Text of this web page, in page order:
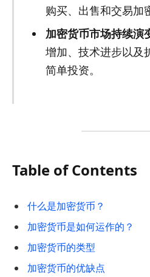
购买、出售和交易加
加密货币市场持续演
增加、技术进步以及
简单投资。
Table of Contents
什么是加密货币？
加密货币是如何运作的？
加密货币的类型
加密货币的优缺点